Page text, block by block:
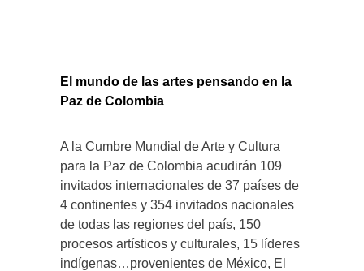
El mundo de las artes pensando en la
Paz de Colombia
A la Cumbre Mundial de Arte y Cultura
para la Paz de Colombia acudirán 109
invitados internacionales de 37 países de
4 continentes y 354 invitados nacionales
de todas las regiones del país, 150
procesos artísticos y culturales, 15 líderes
indígenas…provenientes de México, El